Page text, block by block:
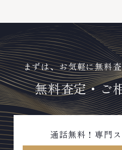
まずは、お気軽に無料
無料査定・ご
通話無料！専門